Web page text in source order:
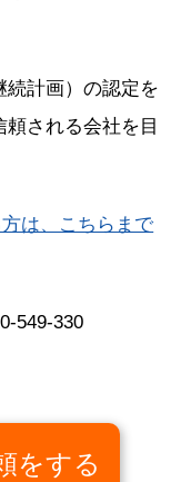
続計画）の認定を
される会社を目
は、こちらまで
549-330
をする